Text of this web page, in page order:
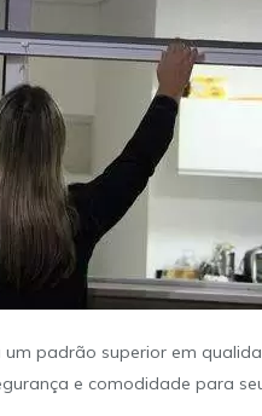
padrão superior em
e comodidade para